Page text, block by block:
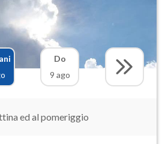
Do
9 ago
ed al pomeriggio